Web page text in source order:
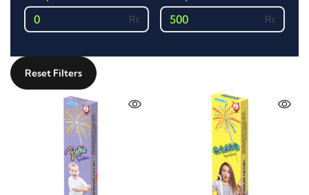
0
500
Reset Filters